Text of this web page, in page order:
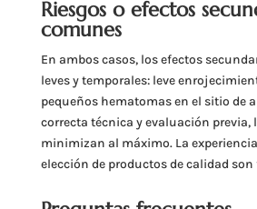
Riesgos o efectos
comunes
En ambos casos, los efectos
leves y temporales: leve
pequeños hematomas en el sitio de
correcta técnica y evaluación previa,
minimizan al máximo. La
elección de productos de calidad